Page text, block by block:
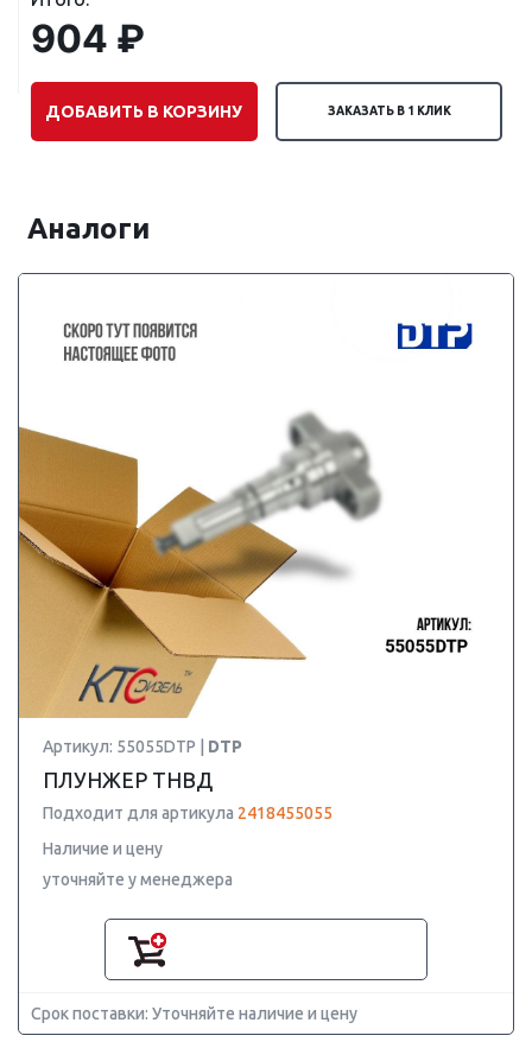
904 ₽
ДОБАВИТЬ В КОРЗИНУ ЗАКАЗАТЬ В 1 КЛИК
Аналоги
Артикул: 55055DTP | DTP
ПЛУНЖЕР ТНВД
Подходит для артикула 2418455055
Наличие и цену
уточняйте у менеджера
Срок поставки: Уточняйте наличие и цену